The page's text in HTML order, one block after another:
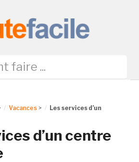
Vacances >
Les services d’un
d’un centre